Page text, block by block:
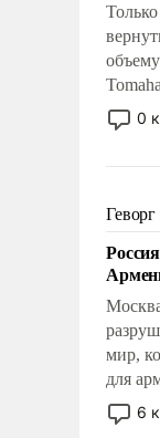
США
лет.
перед
0
мир,
для
Мир,6